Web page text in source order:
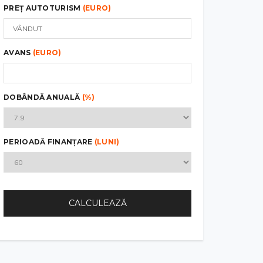
PREȚ AUTOTURISM (EURO)
AVANS (EURO)
DOBÂNDĂ ANUALĂ (%)
PERIOADĂ FINANȚARE (LUNI)
CALCULEAZĂ